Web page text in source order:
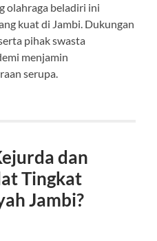
olahraga beladiri ini
kuat di Jambi. Dukungan
pihak swasta
menjamin
serupa.
dan
Tingkat
Jambi?